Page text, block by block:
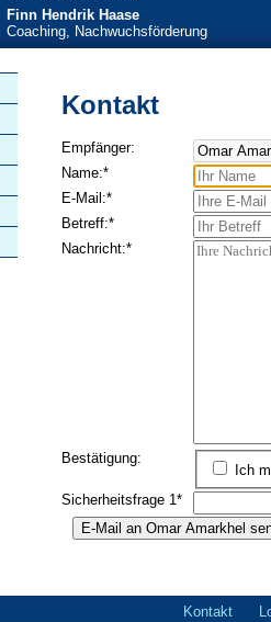
Finn Hendrik Haase
Coaching, Nachwuchsförderung
Kontakt
Empfänger:
Pflichtfeld
Name:*
Pflichtfeld
E-Mail:*
Pflichtfeld
Betreff:*
Pflichtfeld
Nachricht:*
Bestätigung:
Ich
Pflichtfeld
Sicherheitsfrage 1*
Navigation
Kontakt